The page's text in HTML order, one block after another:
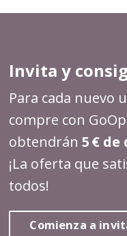
Invita y
Para cada nuevo
compre con
obtendrán5 €
¡La oferta que
todos!
Comienza a